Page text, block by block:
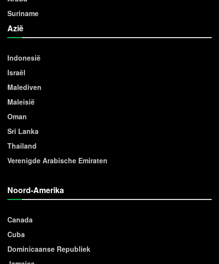
Suriname
Azië
Indonesië
Israël
Malediven
Maleisië
Oman
Sri Lanka
Thailand
Verenigde Arabische Emiraten
Noord-Amerika
Canada
Cuba
Dominicaanse Republiek